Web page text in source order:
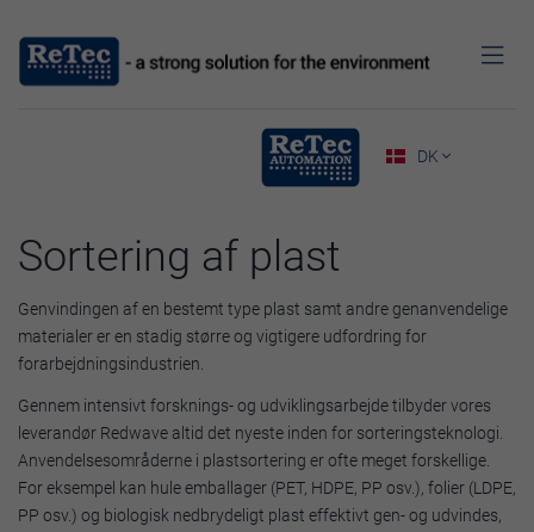

DK 
Sortering af plast
Genvindingen af en bestemt type plast samt andre genanvendelige
materialer er en stadig større og vigtigere udfordring for
forarbejdningsindustrien.
Gennem intensivt forsknings- og udviklingsarbejde tilbyder vores
leverandør Redwave altid det nyeste inden for sorteringsteknologi.
Anvendelsesområderne i plastsortering er ofte meget forskellige.
For eksempel kan hule emballager (PET, HDPE, PP osv.), folier (LDPE,
PP osv.) og biologisk nedbrydeligt plast effektivt gen- og udvindes,